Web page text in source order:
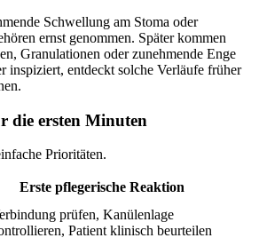
Schwellung am Stoma oder
ernst genommen. Später kommen
Granulationen oder zunehmende Enge
inspiziert, entdeckt solche Verläufe früher
die ersten Minuten
Prioritäten.
Erste pflegerische Reaktion
prüfen, Kanülenlage
Patient klinisch beurteilen